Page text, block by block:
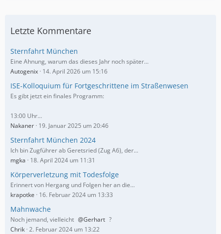
Letzte Kommentare
Sternfahrt München
Eine Ahnung, warum das dieses Jahr noch später…
Autogenix 14. April 2026 um 15:16
ISE-Kolloquium für Fortgeschrittene im Straßenwesen
Es gibt jetzt ein finales Programm:
13:00 Uhr…
Nakaner 19. Januar 2025 um 20:46
Sternfahrt München 2024
Ich bin Zugführer ab Geretsried (Zug A6), der…
mgka
18. April 2024 um 11:31
Körperverletzung mit Todesfolge
Erinnert von Hergang und Folgen her an die…
krapotke
16. Februar 2024 um 13:33
Mahnwache
Noch jemand, vielleicht Gerhart ?
Chrik 2. Februar 2024 um 13:22